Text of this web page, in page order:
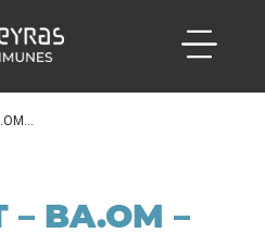
– BA.OM –